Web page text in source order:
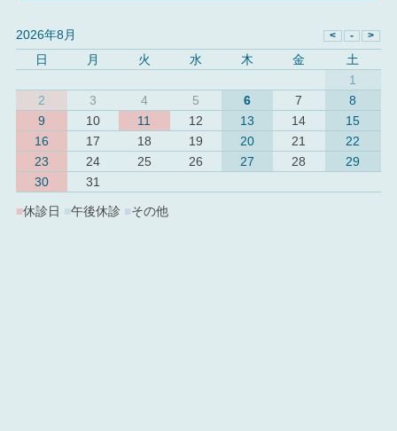
2026年8月
日
月 火 水 木 金
土
1
2
3 4 5 6 7
8
9
10 11 12 13 14
15
16
17 18 19 20 21
22
23
24 25 26 27 28
29
30
31
■休診日 ■午後休診 その他